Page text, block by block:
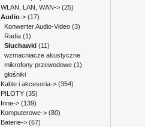
WLAN, LAN, WAN-> (25)
Audio-> (17)
Konwerter Audio-Video (3)
Radia (1)
Słuchawki (11)
wzmacniacze akustyczne
mikrofony przewodowe (1)
głośniki
Kable i akcesoria-> (354)
PILOTY (35)
Inne-> (139)
Komputerowe-> (80)
Baterie-> (67)